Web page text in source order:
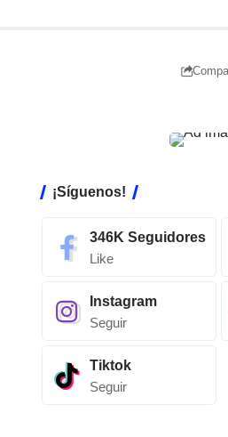
¡Síguenos!
346K Seguidores
Like
Instagram
Seguir
Tiktok
Seguir